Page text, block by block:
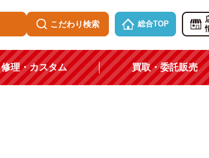
こだわり検索 総合TOP
修理・カスタム 買取・委託販売